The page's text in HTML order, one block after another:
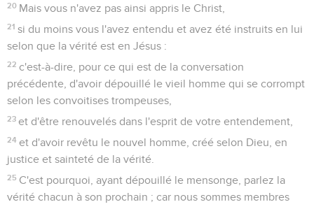
20 Mais vous n'avez pas ainsi appris le Christ,
21 si du moins vous l'avez entendu et avez été instruits en lui
selon que la vérité est en Jésus :
22 c'est-à-dire, pour ce qui est de la conversation
précédente, d'avoir dépouillé le vieil homme qui se corrompt
selon les convoitises trompeuses,
23 et d'être renouvelés dans l'esprit de votre entendement,
24 et d'avoir revêtu le nouvel homme, créé selon Dieu, en
justice et sainteté de la vérité.
25 C'est pourquoi, ayant dépouillé le mensonge, parlez la
vérité chacun à son prochain ; car nous sommes membres